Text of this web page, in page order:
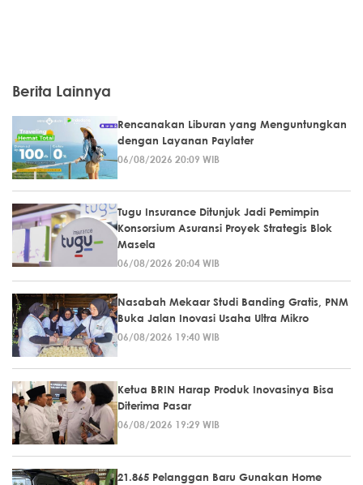
Berita Lainnya
Rencanakan Liburan yang Menguntungkan
dengan Layanan Paylater
06/08/2026 20:09 WIB
Tugu Insurance Ditunjuk Jadi Pemimpin
Konsorsium Asuransi Proyek Strategis Blok
Masela
06/08/2026 20:04 WIB
Nasabah Mekaar Studi Banding Gratis, PNM
Buka Jalan Inovasi Usaha Ultra Mikro
06/08/2026 19:40 WIB
Ketua BRIN Harap Produk Inovasinya Bisa
Diterima Pasar
06/08/2026 19:29 WIB
21.865 Pelanggan Baru Gunakan Home